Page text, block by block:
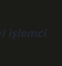
işlemci